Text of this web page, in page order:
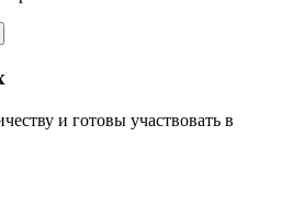
и готовы участвовать в